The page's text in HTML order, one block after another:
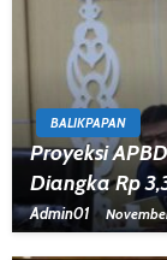
BALIKPAPAN
Proyeksi
Diangka Rp
Admin01